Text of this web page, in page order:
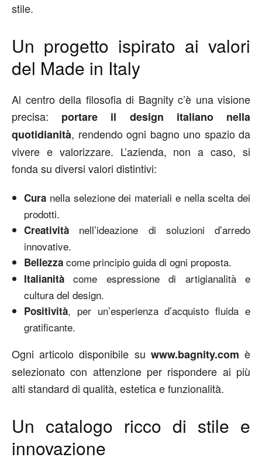
stile.
Un progetto ispirato ai valori
del Made in Italy
Al centro della filosofia di Bagnity c’è una visione
precisa: portare il design italiano nella
quotidianità, rendendo ogni bagno uno spazio da
vivere e valorizzare. L’azienda, non a caso, si
fonda su diversi valori distintivi:
Cura nella selezione dei materiali e nella scelta dei
prodotti.
Creatività nell’ideazione di soluzioni d’arredo
innovative.
Bellezza come principio guida di ogni proposta.
Italianità come espressione di artigianalità e
cultura del design.
Positività, per un’esperienza d’acquisto fluida e
gratificante.
Ogni articolo disponibile su www.bagnity.com è
selezionato con attenzione per rispondere ai più
alti standard di qualità, estetica e funzionalità.
Un catalogo ricco di stile e
innovazione